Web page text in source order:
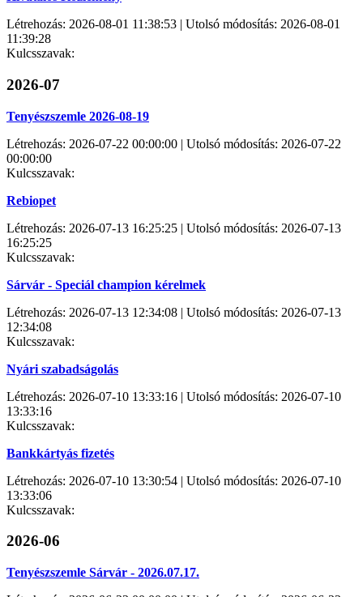
Létrehozás: 2026-08-01 11:38:53 | Utolsó módosítás: 2026-08-01
11:39:28
Kulcsszavak:
2026-07
Tenyészszemle 2026-08-19
Létrehozás: 2026-07-22 00:00:00 | Utolsó módosítás: 2026-07-22
00:00:00
Kulcsszavak:
Rebiopet
Létrehozás: 2026-07-13 16:25:25 | Utolsó módosítás: 2026-07-13
16:25:25
Kulcsszavak:
Sárvár - Speciál champion kérelmek
Létrehozás: 2026-07-13 12:34:08 | Utolsó módosítás: 2026-07-13
12:34:08
Kulcsszavak:
Nyári szabadságolás
Létrehozás: 2026-07-10 13:33:16 | Utolsó módosítás: 2026-07-10
13:33:16
Kulcsszavak:
Bankkártyás fizetés
Létrehozás: 2026-07-10 13:30:54 | Utolsó módosítás: 2026-07-10
13:33:06
Kulcsszavak:
2026-06
Tenyészszemle Sárvár - 2026.07.17.